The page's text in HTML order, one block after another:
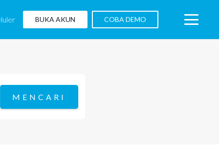
BUKA AKUN COBA DEMO